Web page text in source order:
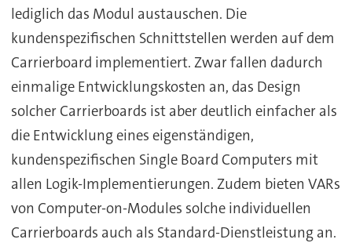
lediglich das Modul austauschen. Die
kundenspezifischen Schnittstellen werden auf dem
Carrierboard implementiert. Zwar fallen dadurch
einmalige Entwicklungskosten an, das Design
solcher Carrierboards ist aber deutlich einfacher als
die Entwicklung eines eigenständigen,
kundenspezifischen Single Board Computers mit
allen Logik-Implementierungen. Zudem bieten VARs
von Computer-on-Modules solche individuellen
Carrierboards auch als Standard-Dienstleistung an.